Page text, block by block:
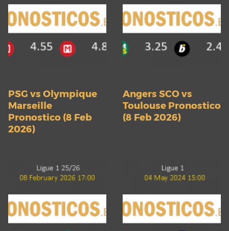
PSG vs Olympique
Marseille
Pronostico (8 Feb
2026)
Angers SCO vs
Toulouse Pronostico
(8 Feb 2026)